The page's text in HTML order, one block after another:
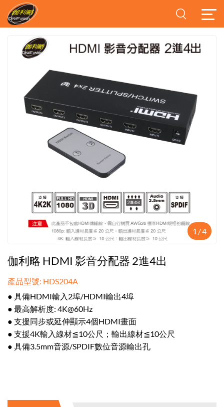
1 /4
伽利略 HDMI 影音分配器 2進4出
產品型號: HDS204A
● 具備HDMI輸入2埠/HDMI輸出4埠
● 最高解析度: 4K@60Hz
● 支援同步或延伸顯示4個HDMI畫面
● 支援4K輸入線材≦10公尺；輸出線材≦10公尺
● 具備3.5mm音源/SPDIF數位音源輸出孔